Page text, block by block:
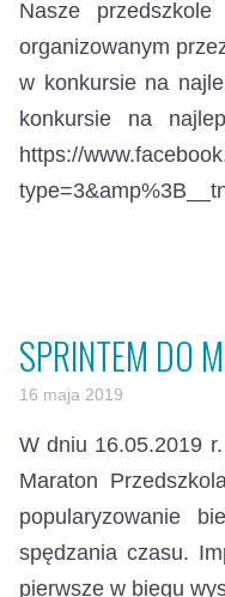
Nasze
organizowanym
w konkursie na
konkursie na
https://
SPRINTEM DO
16 maja 2019
W dniu 16.05.2019
Maraton
popularyzowanie
spędzania czasu.
pierwsze w biegu